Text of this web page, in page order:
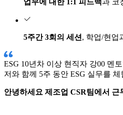
업무에 대한 1:1 피드백과 코
5주간 3회의 세션 , 학업/현업
ESG 10년차 이상 현직자 강00 멘
저와 함께 5주 동안 ESG 실무를 체
안녕하세요 제조업 CSR팀에서